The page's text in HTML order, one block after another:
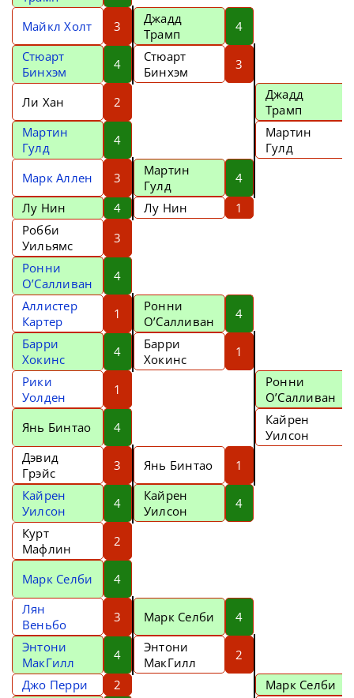
Майкл Холт 3
Джадд
Трамп
4
Стюарт
Бинхэм
4
Стюарт
Бинхэм
3
Ли Хан 2
Джадд
Трамп
Мартин
Гулд
4
Мартин
Гулд
Марк Аллен
3
Мартин
Гулд
4
Лу Нин
4 Лу Нин
1
Робби
Уильямс
3
Ронни
О’Салливан
4
Аллистер
Картер
1
Ронни
О’Салливан
4
Барри
Хокинс
4
Барри
Хокинс
1
Рики
Уолден
1
Ронни
О’Салливан
Янь Бинтао
4
Кайрен
Уилсон
Дэвид
Грэйс
3 Янь Бинтао
1
Кайрен
Уилсон
4
Кайрен
Уилсон
4
Курт
Мафлин
2
Марк Селби
4
Лян
Веньбо
3 Марк Селби
4
Энтони
МакГилл
4
Энтони
МакГилл
2
Джо Перри
2
Марк Селби